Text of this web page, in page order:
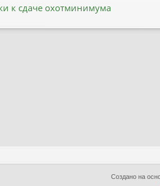
к сдаче охотминимума
Создано на